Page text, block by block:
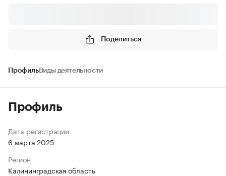
Поделиться
ПрофильВиды деятельности
Профиль
Дата регистрации
6 марта 2025
Регион
Калининградская область